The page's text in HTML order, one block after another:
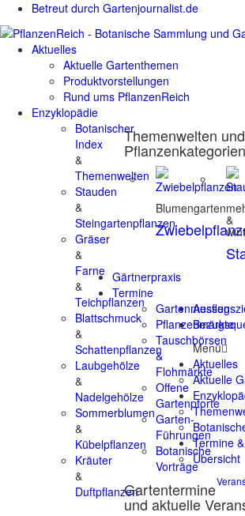
Betreut durch Gartenjournalist.de
Aktuelles
Aktuelle Gartenthemen
Produktvorstellungen
Rund ums PflanzenReich
Enzyklopädie
Botanischer
Index
&
Themenwelten
Stauden
&
Steingartenpflanzen
Gräser
&
Farne
&
Teichpflanzen
Blattschmuck
&
Schattenpflanzen
Laubgehölze
&
Nadelgehölze
Sommerblumen
&
Kübelpflanzen
Kräuter
&
Duftpflanzen
Themenwelten und
Pflanzenkategorien
Blumengarten
&
Gärtnerpraxis
Termine
Gartenmessen
Pflanzenmärkte
Tauschbörsen
&
Flohmärkte
Offene
Gartenpforte
Garten-
Führungen
Botanische
Vorträge
Gartentermine
und aktuelle
Menü
Aktuelles
Aktuelle
Termine
Übersicht